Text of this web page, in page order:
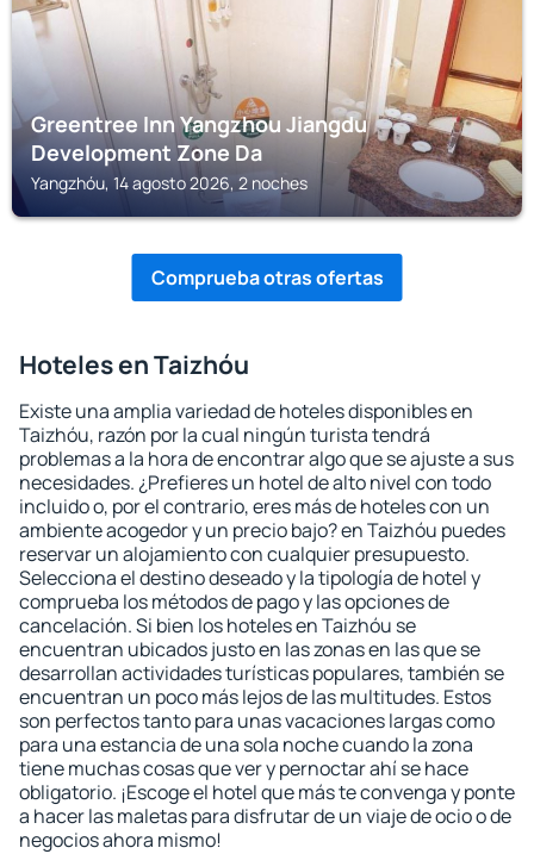
Greentree Inn Yangzhou Jiangdu
Development Zone Da
Yangzhóu, 14 agosto 2026, 2 noches
Comprueba otras ofertas
Hoteles en Taizhóu
Existe una amplia variedad de hoteles disponibles en
Taizhóu, razón por la cual ningún turista tendrá
problemas a la hora de encontrar algo que se ajuste a sus
necesidades. ¿Prefieres un hotel de alto nivel con todo
incluido o, por el contrario, eres más de hoteles con un
ambiente acogedor y un precio bajo? en Taizhóu puedes
reservar un alojamiento con cualquier presupuesto.
Selecciona el destino deseado y la tipología de hotel y
comprueba los métodos de pago y las opciones de
cancelación. Si bien los hoteles en Taizhóu se
encuentran ubicados justo en las zonas en las que se
desarrollan actividades turísticas populares, también se
encuentran un poco más lejos de las multitudes. Estos
son perfectos tanto para unas vacaciones largas como
para una estancia de una sola noche cuando la zona
tiene muchas cosas que ver y pernoctar ahí se hace
obligatorio. ¡Escoge el hotel que más te convenga y ponte
a hacer las maletas para disfrutar de un viaje de ocio o de
negocios ahora mismo!